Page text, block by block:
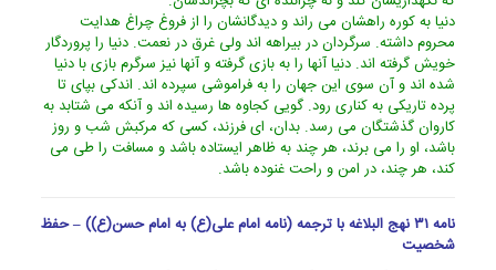
دنیا به کوره راهشان مى راند و دیدگانشان را از فروغ چراغ هدایت
محروم داشته. سرگردان در بیراهه اند ولى غرق در نعمت. دنیا را پروردگار
خویش گرفته اند. دنیا آنها را به بازى گرفته و آنها نیز سرگرم بازى با دنیا
شده اند و آن سوى این جهان را به فراموشى سپرده اند. اندکى بپاى تا
پرده تاریکى به کنارى رود. گویى کجاوه ها رسیده اند و آنکه مى شتابد به
کاروان گذشتگان مى رسد. بدان، اى فرزند، کسى که مرکبش شب و روز
باشد، او را مى برند، هر چند به ظاهر ایستاده باشد و مسافت را طى مى
کند، هر چند، در امن و راحت غنوده باشد.
نامه ۳۱ نهج البلاغه با ترجمه (نامه امام علی(ع) به امام حسن(ع)) – حفظ
شخصیت